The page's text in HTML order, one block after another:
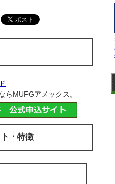
MUFGアメックス。
・特徴